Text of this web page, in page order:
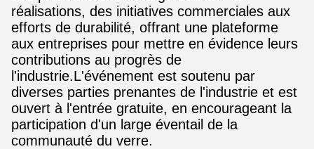
réalisations, des initiatives commerciales aux
efforts de durabilité, offrant une plateforme
aux entreprises pour mettre en évidence leurs
contributions au progrès de
l'industrie.L'événement est soutenu par
diverses parties prenantes de l'industrie et est
ouvert à l'entrée gratuite, en encourageant la
participation d'un large éventail de la
communauté du verre.